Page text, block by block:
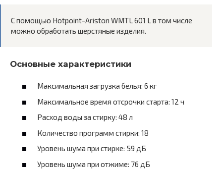
С помощью Hotpoint-Ariston WMTL 601 L в том числе
можно обработать шерстяные изделия.
Основные характеристики
Максимальная загрузка белья: 6 кг
Максимальное время отсрочки старта: 12 ч
Расход воды за стирку: 48 л
Количество программ стирки: 18
Уровень шума при стирке: 59 дБ
Уровень шума при отжиме: 76 дБ